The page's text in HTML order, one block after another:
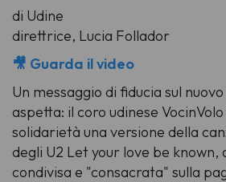
di Udine
direttrice, Lucia Follador
🎥 Guarda il video
Un messaggio di fiducia sul
aspetta: il coro udinese
solidarietà una versione della
degli U2 Let your love be known,
condivisa e "consacrata" sulla